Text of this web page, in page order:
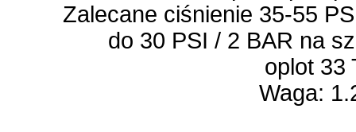
Zalecane ciśnienie 35-55
do 30 PSI / 2 BAR na
oplot 33
Waga: